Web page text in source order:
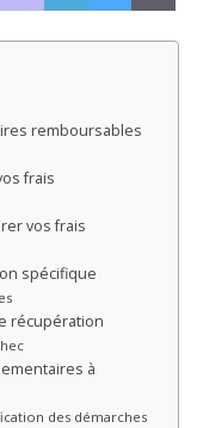
remboursables
frais
vos frais
spécifique
récupération
à
des démarches